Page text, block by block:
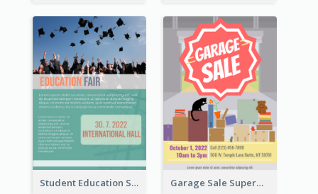
Student Education Study Flyer Garage Sale Supermarket Flyer